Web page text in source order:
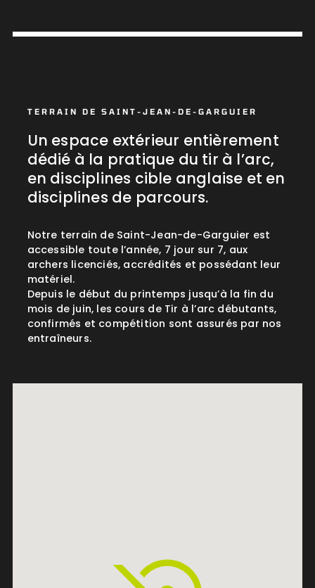
TERRAIN DE SAINT-JEAN-DE-GARGUIER
Un espace extérieur entièrement
dédié à la pratique du tir à l’arc,
en disciplines cible anglaise et en
disciplines de parcours.
Notre terrain de Saint-Jean-de-Garguier est
accessible toute l’année, 7 jour sur 7, aux
archers licenciés, accrédités et possédant leur
matériel.
Depuis le début du printemps jusqu’à la fin du
mois de juin, les cours de Tir à l’arc débutants,
confirmés et compétition sont assurés par nos
entraîneurs.